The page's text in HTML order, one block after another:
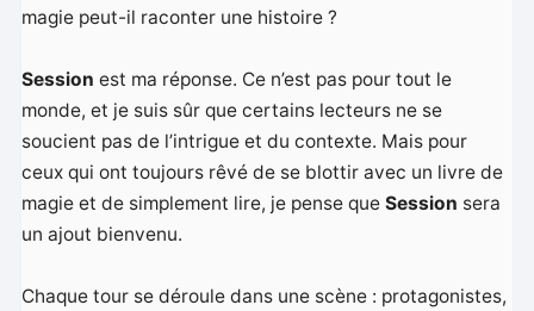
magie peut-il raconter une histoire ?
Session est ma réponse. Ce n’est pas pour tout le
monde, et je suis sûr que certains lecteurs ne se
soucient pas de l’intrigue et du contexte. Mais pour
ceux qui ont toujours rêvé de se blottir avec un livre de
magie et de simplement lire, je pense queSession sera
un ajout bienvenu.
Chaque tour se déroule dans une scène : protagonistes,